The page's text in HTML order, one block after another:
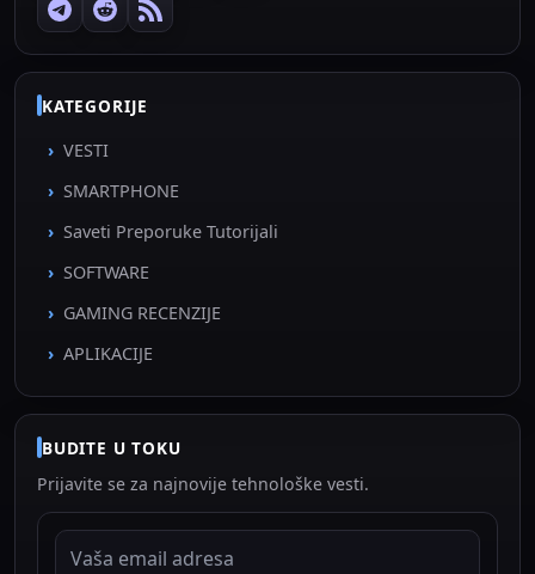
KATEGORIJE
VESTI
SMARTPHONE
Saveti Preporuke Tutorijali
SOFTWARE
GAMING RECENZIJE
APLIKACIJE
BUDITE U TOKU
Prijavite se za najnovije tehnološke vesti.
EMAIL ADRESA